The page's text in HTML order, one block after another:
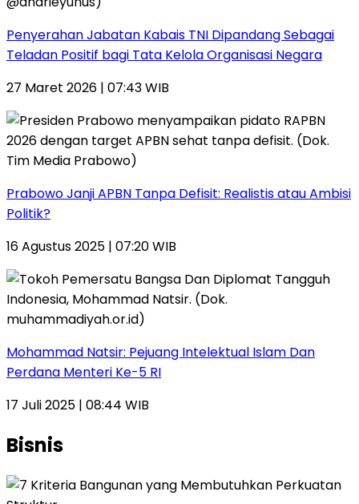
Penyerahan Jabatan Kabais TNI Dipandang Sebagai
Teladan Positif bagi Tata Kelola Organisasi Negara
27 Maret 2026 | 07:43 WIB
Prabowo Janji APBN Tanpa Defisit: Realistis atau Ambisi
Politik?
16 Agustus 2025 | 07:20 WIB
Mohammad Natsir: Pejuang Intelektual Islam Dan
Perdana Menteri Ke-5 RI
17 Juli 2025 | 08:44 WIB
Bisnis